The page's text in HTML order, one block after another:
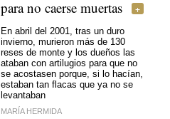
para no caerse muertas
En abril del 2001, tras un duro
invierno, murieron más de 130
reses de monte y los dueños las
ataban con artilugios para que no
se acostasen porque, si lo hacían,
estaban tan flacas que ya no se
levantaban
MARÍA HERMIDA